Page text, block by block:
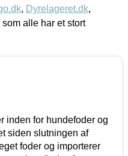
, Dyrelageret.dk,
som alle har et stort
inden for hundefoder og
siden slutningen af
foder og importerer